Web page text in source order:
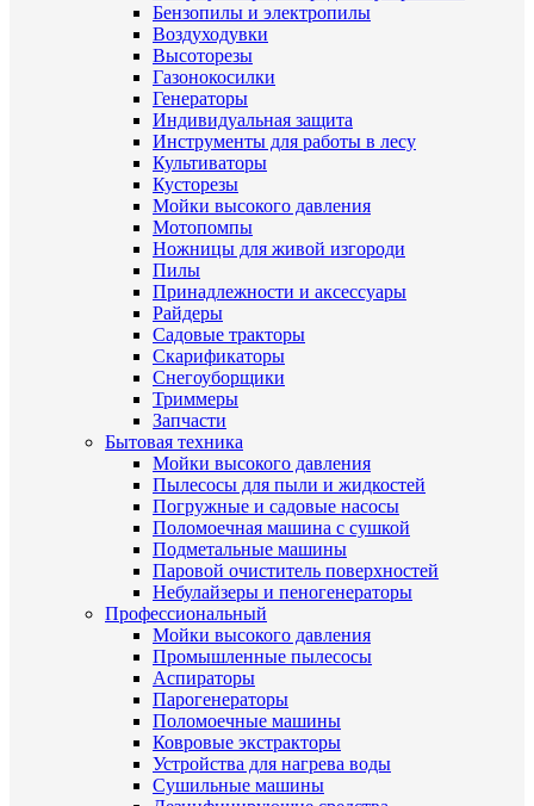
Бензопилы и электропилы
Воздуходувки
Высоторезы
Газонокосилки
Генераторы
Индивидуальная защита
Инструменты для работы в лесу
Культиваторы
Кусторезы
Мойки высокого давления
Мотопомпы
Ножницы для живой изгороди
Пилы
Принадлежности и аксессуары
Райдеры
Садовые тракторы
Скарификаторы
Снегоуборщики
Триммеры
Запчасти
Бытовая техника
Мойки высокого давления
Пылесосы для пыли и жидкостей
Погружные и садовые насосы
Поломоечная машина с сушкой
Подметальные машины
Паровой очиститель поверхностей
Небулайзеры и пеногенераторы
Профессиональный
Мойки высокого давления
Промышленные пылесосы
Аспираторы
Парогенераторы
Поломоечные машины
Ковровые экстракторы
Устройства для нагрева воды
Сушильные машины